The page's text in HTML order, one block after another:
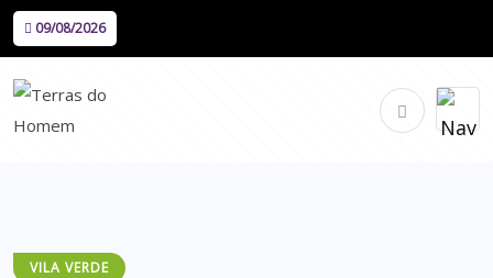
09/08/2026
VILA VERDE